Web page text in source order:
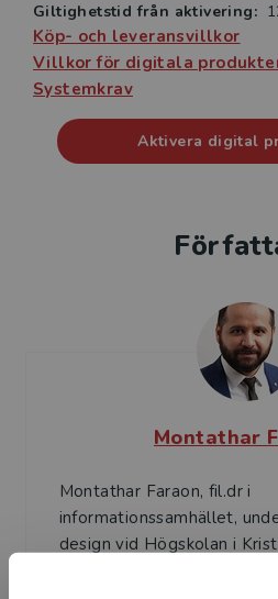
Giltighetstid från aktivering:
Köp- och leveransvillkor
Villkor för digitala
Systemkrav
Aktivera digital
Montathar
Montathar Faraon, fil.dr i
informationssamhället,
design vid Högskolan i